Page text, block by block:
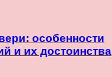
особенности
и их достоинства